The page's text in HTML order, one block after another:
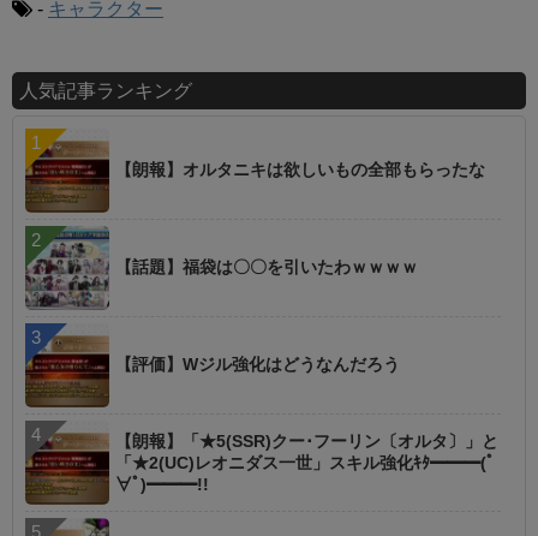
- キャラクター
人気記事ランキング
【朗報】オルタニキは欲しいもの全部もらったな
【話題】福袋は〇〇を引いたわｗｗｗｗ
【評価】Wジル強化はどうなんだろう
【朗報】「★5(SSR)クー･フーリン〔オルタ〕」と
「★2(UC)レオニダス一世」スキル強化ｷﾀ━━━(ﾟ
∀ﾟ)━━━!!